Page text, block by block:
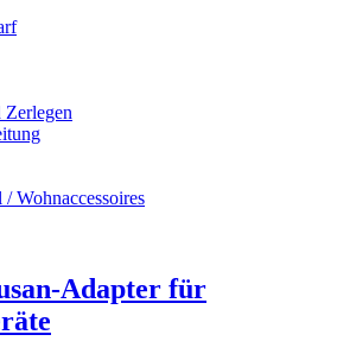
Wohnaccessoires
Adapter für